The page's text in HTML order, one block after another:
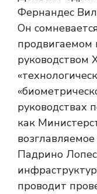
Он
руководством
руководствах
как
Падрино
проводит